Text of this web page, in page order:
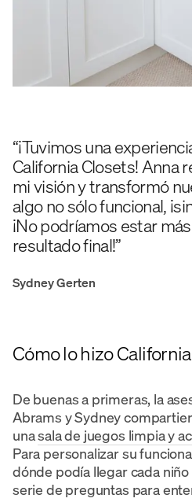
“¡Tuvimos una
California Closets! Anna
mi visión y transformó
algo no sólo funcional,
¡No podríamos estar
resultado final!”
Sydney Gerten
Cómo lo hizo
De buenas a primeras, la
Abrams y Sydney
unasala de juegos limpia y
Para personalizar su
dónde podía llegar cada
serie de preguntas para